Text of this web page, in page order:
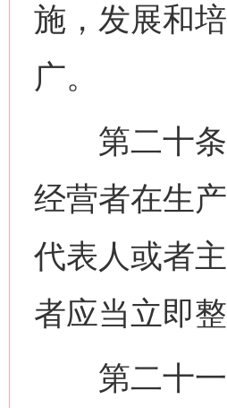
施，发展和
广。
第二十条
经营者在生
代表人或者
者应当立即整
第二十一